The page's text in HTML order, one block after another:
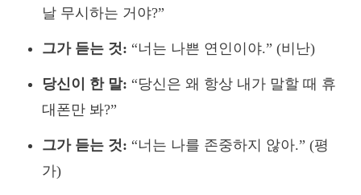
날 무시하는 거야?”
그가 듣는 것: “너는 나쁜 연인이야.” (비난)
당신이 한 말: “당신은 왜 항상 내가 말할 때 휴
대폰만 봐?”
그가 듣는 것: “너는 나를 존중하지 않아.” (평
가)